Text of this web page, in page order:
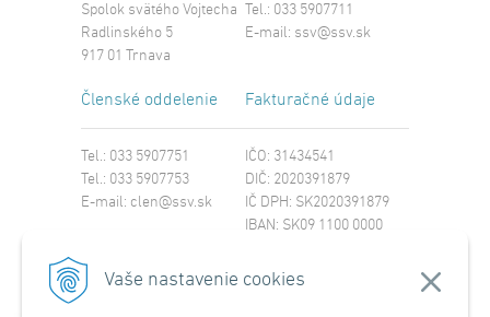
Vaše nastavenie cookies
Spolok svätého Vojtecha
Radlinského 5
917 01 Trnava
Tel.: 033 5907711
E-mail: ssv@ssv.sk
Členské oddelenie
Tel.: 033 5907751
Tel.: 033 5907753
E-mail: clen@ssv.sk
Fakturačné údaje
IČO: 31434541
DIČ: 2020391879
IČ DPH: SK2020391879
IBAN: SK09 1100 0000
SWIFT: TATRSKBX